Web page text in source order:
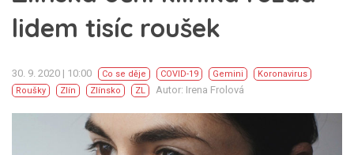
lidem tisíc roušek
30. 9. 2020 | 10:00 Co se děje COVID-19 Gemini
Koronavirus
Roušky
Zlín Zlínsko ZL Autor: Irena Frolová